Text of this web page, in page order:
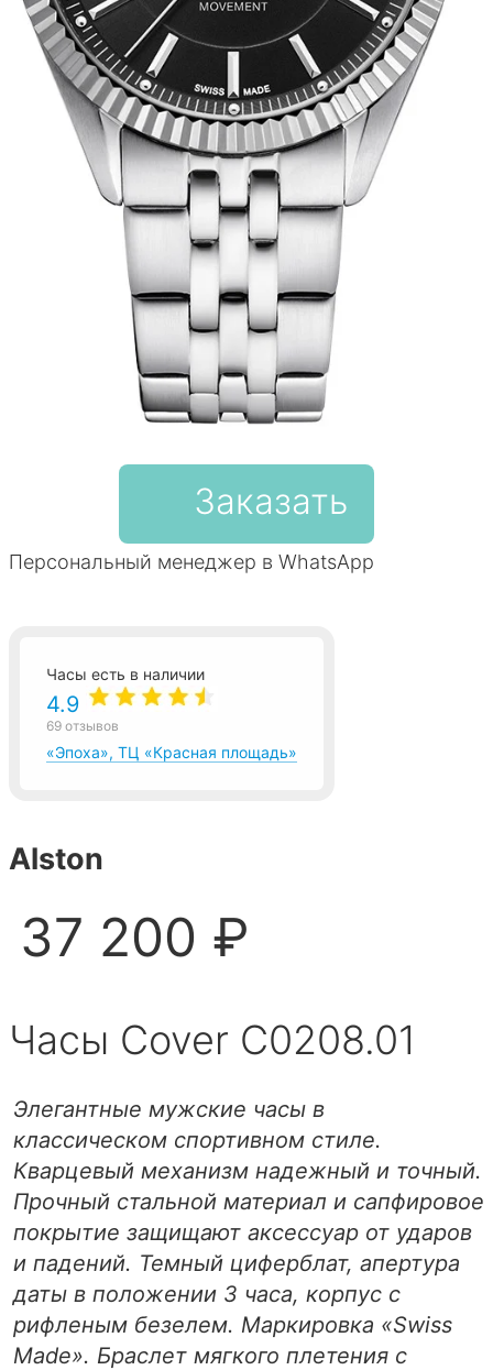
Заказать
Персональный менеджер в WhatsApp
Часы есть в наличии
4.9
69 отзывов
«Эпоха», ТЦ «Красная площадь»
Alston
37 200 ₽
Часы Cover C0208.01
Элегантные мужские часы в
классическом спортивном стиле.
Кварцевый механизм надежный и точный.
Прочный стальной материал и сапфировое
покрытие защищают аксессуар от ударов
и падений. Темный циферблат, апертура
даты в положении 3 часа, корпус с
рифленым безелем. Маркировка «Swiss
Made». Браслет мягкого плетения с